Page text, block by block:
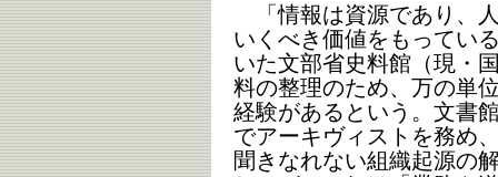
「情報は資源であり、
いくべき価値をもってい
いた文部省史料館（現・
料の整理のため、万の単
経験があるという。文書
でアーキヴィストを務め
聞きなれない組織起源の